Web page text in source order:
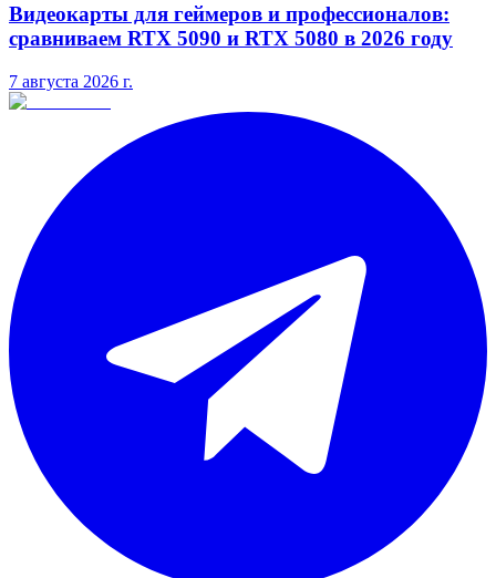
Видеокарты для геймеров и профессионалов:
сравниваем RTX 5090 и RTX 5080 в 2026 году
7 августа 2026 г.